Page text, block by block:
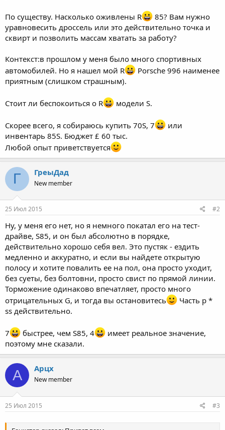
По существу. Насколько оживлены R
85? Вам нужно
уравновесить дроссель или это действительно точка и
сквирт и позволить массам хватать за работу?
Контекст:в прошлом у меня было много спортивных
автомобилей. Но я нашел мой R
Porsche 996 наименее
приятным (слишком страшным).
Стоит ли беспокоиться о R модели S.
Скорее всего, я собираюсь купить 70S, 7
или
инвентарь 85S. Бюджет £ 60 тыс.
Любой опыт приветствуется
Г ГреыДад
New member
25 Июл 2015 #2
Ну, у меня его нет, но я немного покатал его на тест-
драйве, S85, и он был абсолютно в порядке,
действительно хорошо себя вел. Это пустяк - ездить
медленно и аккуратно, и если вы найдете открытую
полосу и хотите повалить ее на пол, она просто уходит,
без суеты, без болтовни, просто свист по прямой линии.
Торможение одинаково впечатляет, просто много
отрицательных G, и тогда вы остановитесь
Часть p *
ss действительно.
7 быстрее, чем S85, 4
имеет реальное значение,
поэтому мне сказали.
А Арцх
New member
25 Июл 2015 #3